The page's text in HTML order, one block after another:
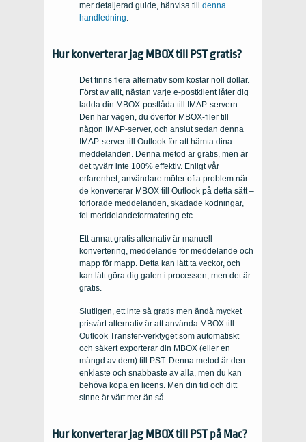
mer detaljerad guide, hänvisa till
denna
handledning.
Hur konverterar jag MBOX till PST gratis?
Det finns flera alternativ som kostar noll dollar.
Först av allt, nästan varje e-postklient låter dig
ladda din MBOX-postlåda till IMAP-servern.
Den här vägen, du överför MBOX-filer till
någon IMAP-server, och anslut sedan denna
IMAP-server till Outlook för att hämta dina
meddelanden. Denna metod är gratis, men är
det tyvärr inte 100% effektiv. Enligt vår
erfarenhet, användare möter ofta problem när
de konverterar MBOX till Outlook på detta sätt –
förlorade meddelanden, skadade kodningar,
fel meddelandeformatering etc.
Ett annat gratis alternativ är manuell
konvertering, meddelande för meddelande och
mapp för mapp. Detta kan lätt ta veckor, och
kan lätt göra dig galen i processen, men det är
gratis.
Slutligen, ett inte så gratis men ändå mycket
prisvärt alternativ är att använda MBOX till
Outlook Transfer-verktyget som automatiskt
och säkert exporterar din MBOX (eller en
mängd av dem) till PST. Denna metod är den
enklaste och snabbaste av alla, men du kan
behöva köpa en licens. Men din tid och ditt
sinne är värt mer än så.
Hur konverterar jag MBOX till PST på Mac?